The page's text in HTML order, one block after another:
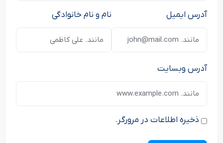
نام و نام خانوادگی آدرس ایمیل
آدرس وبسایت
ذخیره اطلاعات در مرورگر.